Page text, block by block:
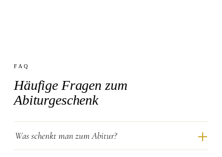
FAQ
Häufige Fragen zum
Abiturgeschenk
Was schenkt man zum Abitur?